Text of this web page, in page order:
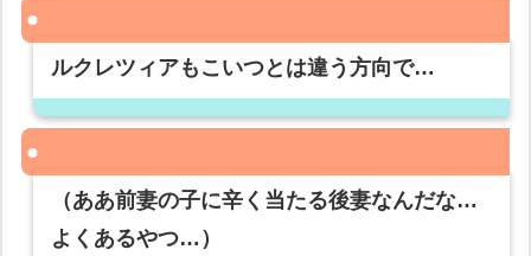
ルクレツィアもこいつとは違う方向で…
（ああ前妻の子に辛く当たる後妻なんだな…
よくあるやつ…）